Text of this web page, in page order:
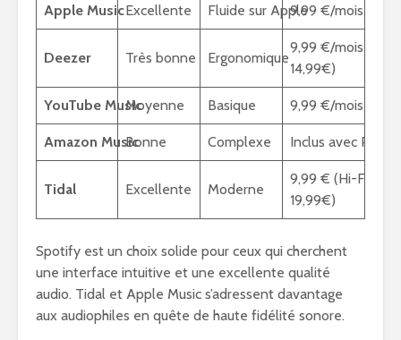
Apple MusicExcellente Fluide sur Apple9,99 €/mois
Deezer Très bonne Ergonomique
9,99 €/mois (Hi-Fi
14,99€)
YouTube MusicMoyenne Basique 9,99 €/mois
Amazon MusicBonne Complexe Inclus avec Prime
Tidal Excellente Moderne
9,99 € (Hi-Fi
19,99€)
Spotify est un choix solide pour ceux qui cherchent
une interface intuitive et une excellente qualité
audio. Tidal et Apple Music s’adressent davantage
aux audiophiles en quête de haute fidélité sonore.